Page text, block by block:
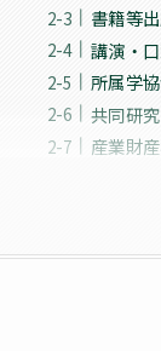
書籍等
講演・
所属学
共同研
産業財